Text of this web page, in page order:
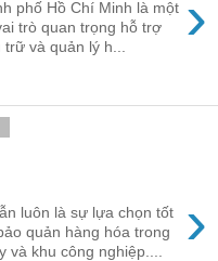
›
phố Hồ Chí Minh là một
trò quan trọng hỗ trợ
và quản lý h...
›
luôn là sự lựa chọn tốt
quản hàng hóa trong
khu công nghiệp....